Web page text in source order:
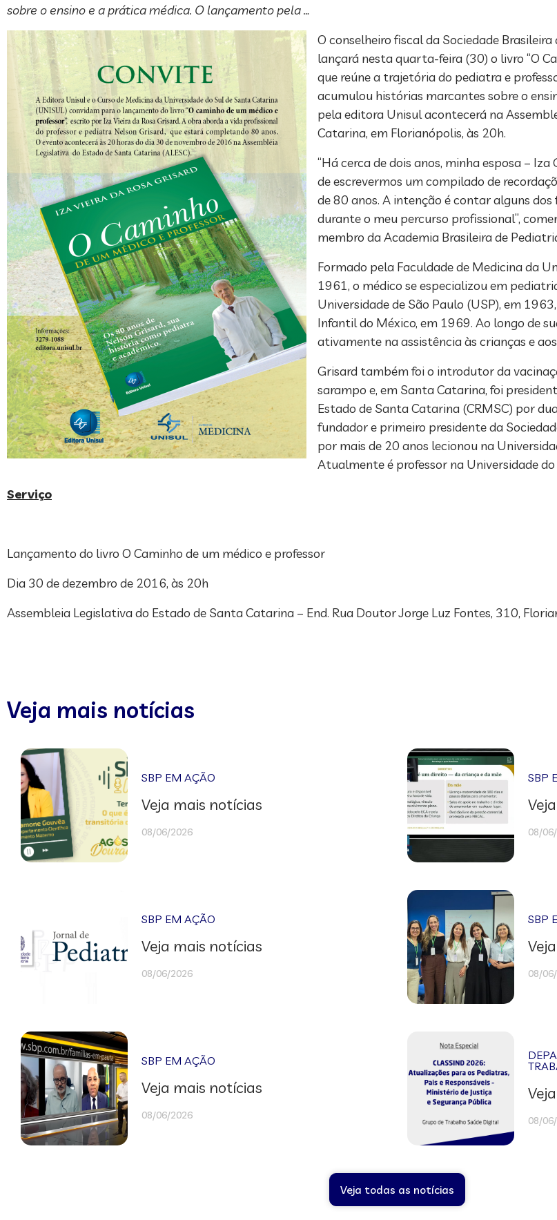
sobre o ensino e a prática médica. O lançamento pela …
O conselheiro fiscal da Sociedade
lançará nesta quarta-feira (30) o livro “O
que reúne a trajetória do pediatra e
acumulou histórias marcantes sobre o
pela editora Unisul acontecerá na
Catarina, em Florianópolis, às 20h.
“Há cerca de dois anos, minha esposa –
de escrevermos um compilado de
de 80 anos. A intenção é contar alguns
durante o meu percurso profissional”,
membro da Academia Brasileira de
Formado pela Faculdade de Medicina da
1961, o médico se especializou em
Universidade de São Paulo (USP), em
Infantil do México, em 1969. Ao longo de
ativamente na assistência às crianças e
Grisard também foi o introdutor da
sarampo e, em Santa Catarina, foi
Estado de Santa Catarina (CRMSC) por
fundador e primeiro presidente da
por mais de 20 anos lecionou na
Atualmente é professor na Universidade
Serviço
Lançamento do livro O Caminho de um médico e professor
Dia 30 de dezembro de 2016, às 20h
Assembleia Legislativa do Estado de Santa Catarina – End. Rua Doutor Jorge Luz Fontes, 310,
Veja mais notícias
SBP EM AÇÃO
Veja mais notícias
08/06/2026
SBP
08/
SBP EM AÇÃO
Veja mais notícias
08/06/2026
SBP
08/
SBP EM AÇÃO
Veja mais notícias
08/06/2026 08/
Veja todas as notícias